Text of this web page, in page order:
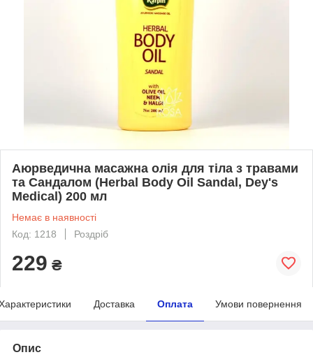
Аюрведична масажна олія для тіла з травами
та Сандалом (Herbal Body Oil Sandal, Dey's
Medical) 200 мл
Немає в наявності
Код: 1218
Роздріб
229 ₴
Доставка Оплата Умови повернення
Опис